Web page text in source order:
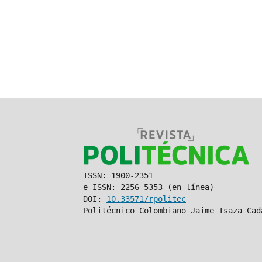
ISSN: 1900-2351
e-ISSN: 2256-5353 (en línea)
DOI: 10.33571/rpolitec
Politécnico Colombiano Jaime Isaza